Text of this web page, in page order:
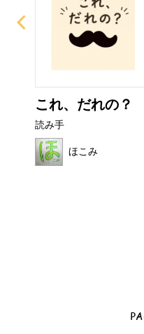
これ、だれの？
読み手
ほこみ